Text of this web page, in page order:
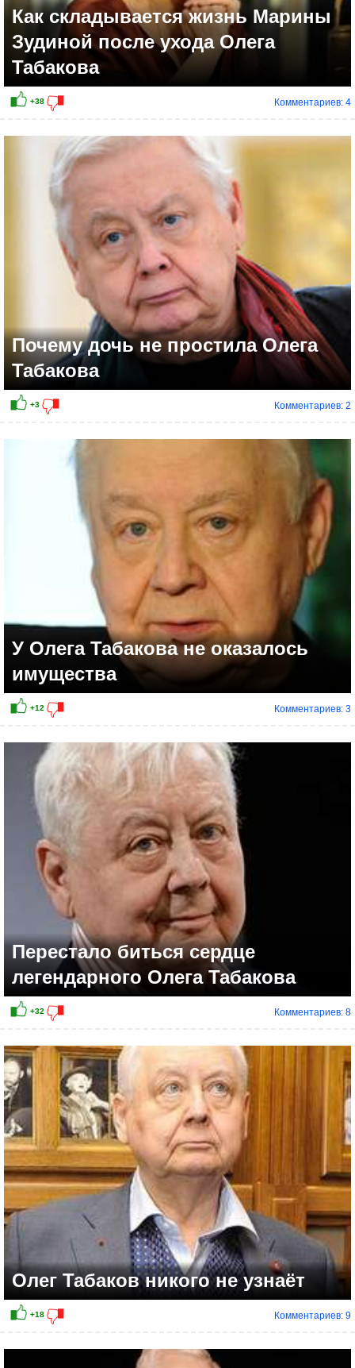
+12
+15
Как складывается жизнь Марины
Зудиной после ухода Олега
Табакова
Комментариев: 4
Почему дочь не простила Олега
Табакова
Комментариев: 2
У Олега Табакова не оказалось
имущества
Комментариев: 3
Перестало биться сердце
легендарного Олега Табакова
Комментариев: 8
Олег Табаков никого не узнаёт
Комментариев: 9